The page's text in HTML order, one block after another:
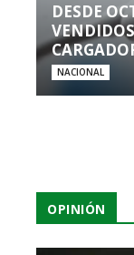
DESDE
NACIONAL
OPINIÓN